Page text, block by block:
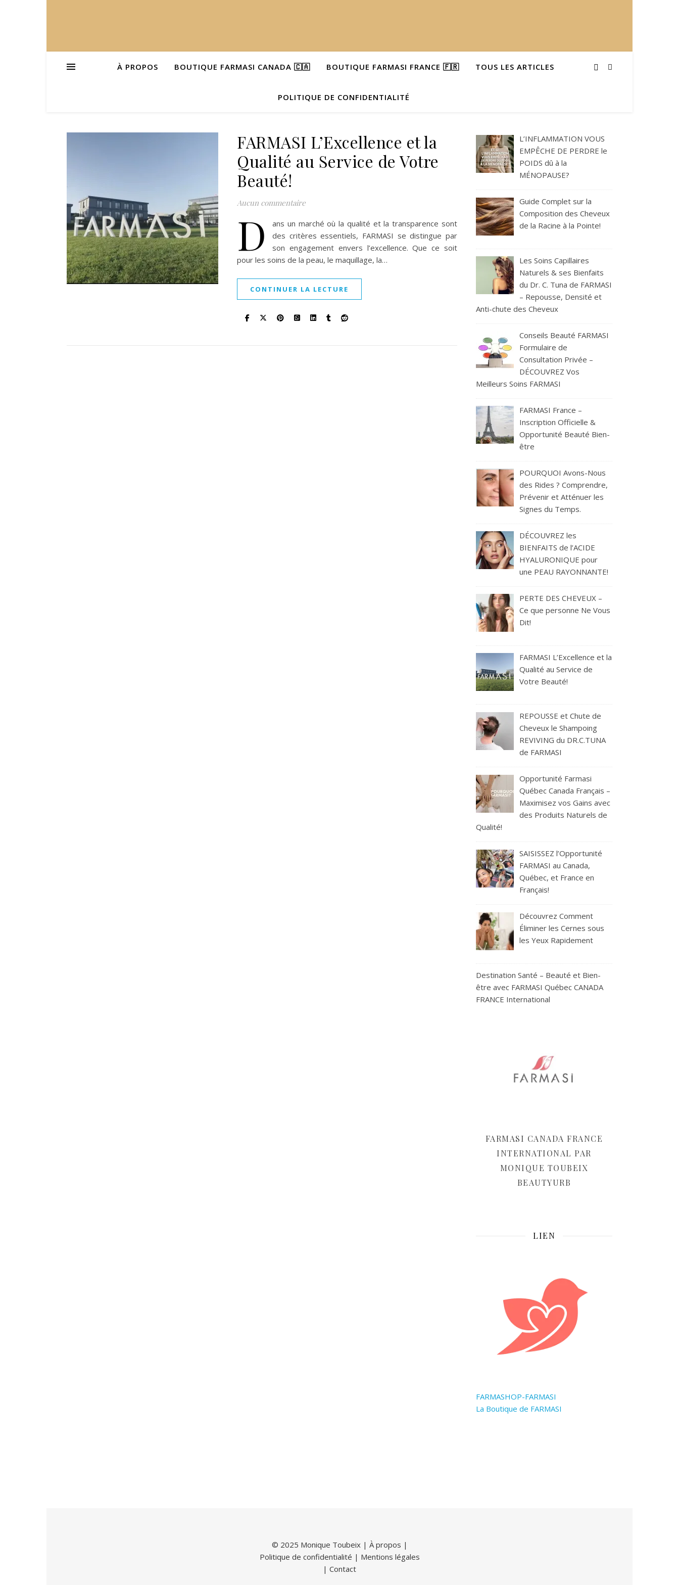
À PROPOS BOUTIQUE FARMASI CANADA 🇨🇦 BOUTIQUE FARMASI FRANCE 🇫🇷 TOUS LES ARTICLES
POLITIQUE DE CONFIDENTIALITÉ
FARMASI L’Excellence et la
Qualité au Service de Votre
Beauté!
Aucun commentaire
D
ans un marché où la qualité et la transparence sont
des critères essentiels, FARMASI se distingue par
son engagement envers l’excellence. Que ce soit
pour les soins de la peau, le maquillage, la…
CONTINUER LA LECTURE
L’INFLAMMATION VOUS
EMPÊCHE DE PERDRE le
POIDS dû à la
MÉNOPAUSE?
Guide Complet sur la
Composition des Cheveux
de la Racine à la Pointe!
Les Soins Capillaires
Naturels & ses Bienfaits
du Dr. C. Tuna de FARMASI
– Repousse, Densité et
Anti-chute des Cheveux
Conseils Beauté FARMASI
Formulaire de
Consultation Privée –
DÉCOUVREZ Vos
Meilleurs Soins FARMASI
FARMASI France –
Inscription Officielle &
Opportunité Beauté Bien-
être
POURQUOI Avons-Nous
des Rides ? Comprendre,
Prévenir et Atténuer les
Signes du Temps.
DÉCOUVREZ les
BIENFAITS de l’ACIDE
HYALURONIQUE pour
une PEAU RAYONNANTE!
PERTE DES CHEVEUX –
Ce que personne Ne Vous
Dit!
FARMASI L’Excellence et la
Qualité au Service de
Votre Beauté!
REPOUSSE et Chute de
Cheveux le Shampoing
REVIVING du DR.C.TUNA
de FARMASI
Opportunité Farmasi
Québec Canada Français –
Maximisez vos Gains avec
des Produits Naturels de
Qualité!
SAISISSEZ l’Opportunité
FARMASI au Canada,
Québec, et France en
Français!
Découvrez Comment
Éliminer les Cernes sous
les Yeux Rapidement
Destination Santé – Beauté et Bien-
être avec FARMASI Québec CANADA
FRANCE International
FARMASI CANADA FRANCE
INTERNATIONAL PAR
MONIQUE TOUBEIX
BEAUTYURB
LIEN
FARMASHOP-FARMASI
La Boutique de FARMASI
© 2025 Monique Toubeix | À propos |
Politique de confidentialité | Mentions légales
| Contact